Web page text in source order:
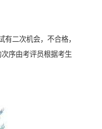
有二次机会，不合格，
序由考评员根据考生